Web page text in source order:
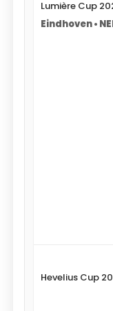
Lumière Cup
Eindhoven •
Hevelius Cup